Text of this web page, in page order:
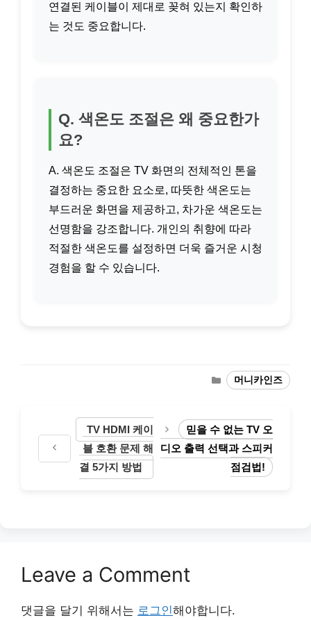
연결된 케이블이 제대로 꽂혀 있는지 확인하
는 것도 중요합니다.
Q. 색온도 조절은 왜 중요한가
요?
A. 색온도 조절은 TV 화면의 전체적인 톤을
결정하는 중요한 요소로, 따뜻한 색온도는
부드러운 화면을 제공하고, 차가운 색온도는
선명함을 강조합니다. 개인의 취향에 따라
적절한 색온도를 설정하면 더욱 즐거운 시청
경험을 할 수 있습니다.
Categories
머니카인즈
TV HDMI 케이
블 호환 문제 해
결 5가지 방법
믿을 수 없는 TV 오
디오 출력 선택과 스피커
점검법!
Leave a Comment
댓글을 달기 위해서는 로그인해야합니다.